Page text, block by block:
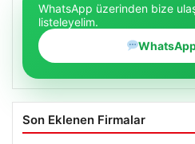
WhatsApp üzerinden bize
listeleyelim.
Son Eklenen Firmalar